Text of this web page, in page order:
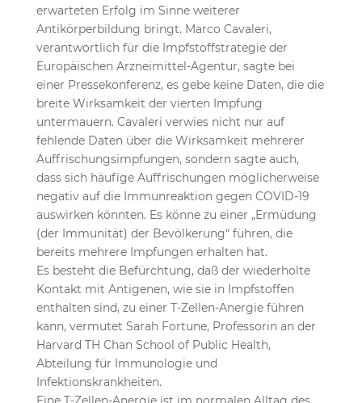
erwarteten Erfolg im Sinne weiterer
Antikörperbildung bringt. Marco Cavaleri,
verantwortlich für die Impfstoffstrategie der
Europäischen Arzneimittel-Agentur, sagte bei
einer Pressekonferenz, es gebe keine Daten, die die
breite Wirksamkeit der vierten Impfung
untermauern. Cavaleri verwies nicht nur auf
fehlende Daten über die Wirksamkeit mehrerer
Auffrischungsimpfungen, sondern sagte auch,
dass sich häufige Auffrischungen möglicherweise
negativ auf die Immunreaktion gegen COVID-19
auswirken könnten. Es könne zu einer „Ermüdung
(der Immunität) der Bevölkerung“ führen, die
bereits mehrere Impfungen erhalten hat.
Es besteht die Befürchtung, daß der wiederholte
Kontakt mit Antigenen, wie sie in Impfstoffen
enthalten sind, zu einer T-Zellen-Anergie führen
kann, vermutet Sarah Fortune, Professorin an der
Harvard TH Chan School of Public Health,
Abteilung für Immunologie und
Infektionskrankheiten.